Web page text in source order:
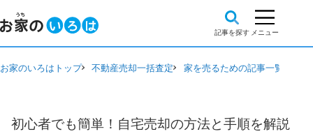
お家のいろはトップ 不動産売却一括査定 家を売るための記事一覧
初心者でも簡単！自宅売却の方法と手順を解説